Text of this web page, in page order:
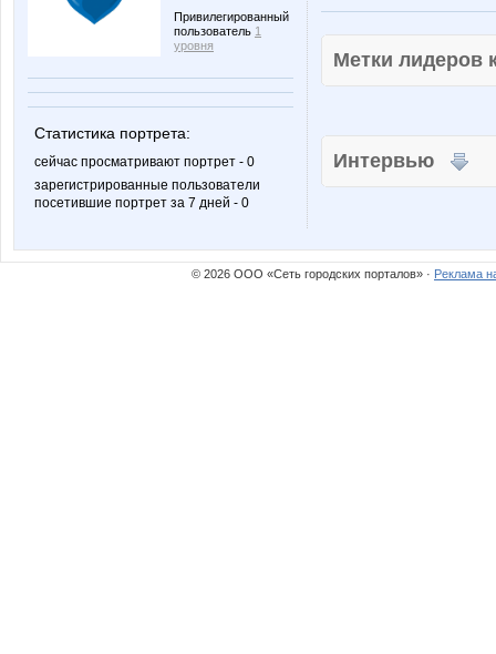
Привилегированный
пользователь 1
уровня
Статистика портрета:
сейчас просматривают портрет - 0
зарегистрированные пользователи
посетившие портрет за 7 дней - 0
Метки
Интервью
© 2026 ООО «Сеть городских порталов» · Реклама